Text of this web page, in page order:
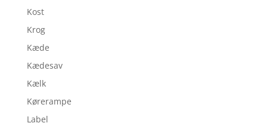
Kost
Krog
Kæde
Kædesav
Kælk
Kørerampe
Label